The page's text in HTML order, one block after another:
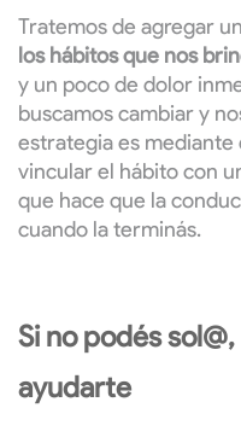
Tratemos de agregar
los hábitos que nos
y un poco de dolor
buscamos cambiar y
estrategia es mediante
vincular el hábito con
que hace que la
cuando la terminás.
Si no podés sol@,
ayudarte